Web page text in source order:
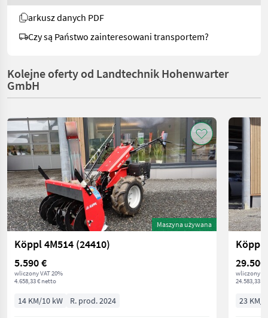
arkusz danych PDF
Czy są Państwo zainteresowani transportem?
Kolejne oferty od Landtechnik Hohenwarter
GmbH
Maszyna używana
Köppl 4M514 (24410)
5.590 €
wliczony VAT 20%
4.658,33 € netto
14 KM/10 kW R. prod. 2024
Köppl
29.500
wliczony
24.583,33 €
23 KM/